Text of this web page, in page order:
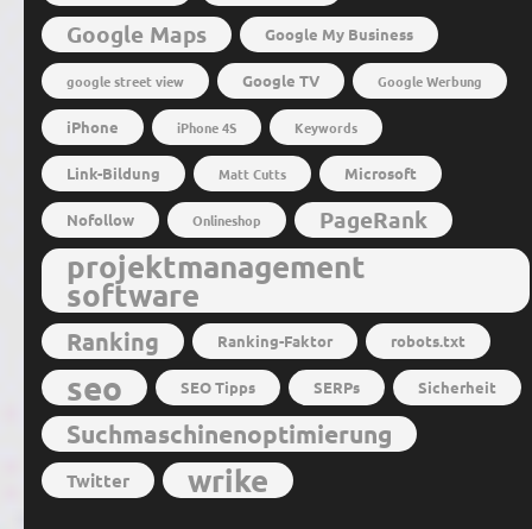
Google Maps Google My Business
google street view Google TV Google Werbung
iPhone iPhone 4S Keywords
Link-Bildung Matt Cutts Microsoft
Nofollow Onlineshop PageRank
projektmanagement
software
Ranking Ranking-Faktor robots.txt
seo SEO Tipps SERPs Sicherheit
Suchmaschinenoptimierung
Twitter wrike